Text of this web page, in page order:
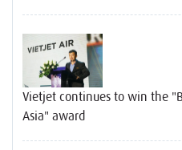
Vietjet continues to win the
Asia" award